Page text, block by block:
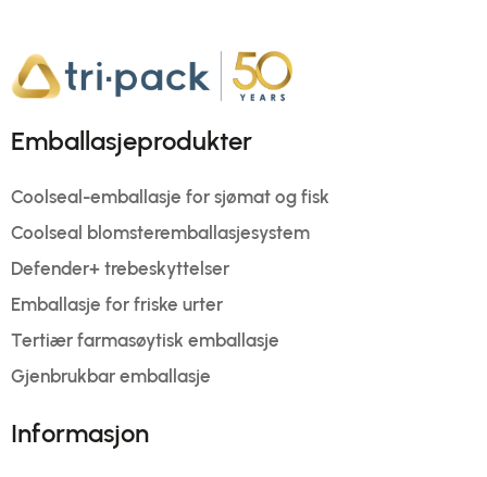
Emballasjeprodukter
Coolseal-emballasje for sjømat og fisk
Coolseal blomsteremballasjesystem
Defender+ trebeskyttelser
Emballasje for friske urter
Tertiær farmasøytisk emballasje
Gjenbrukbar emballasje
Informasjon